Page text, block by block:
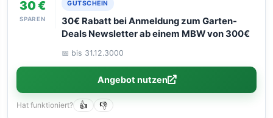
30 €
SPAREN
GUTSCHEIN
30€ Rabatt bei Anmeldung zum Garten-
Deals Newsletter ab einem MBW von 300€
📅 bis 31.12.3000
Angebot nutzen
Hat funktioniert? 👍 👎